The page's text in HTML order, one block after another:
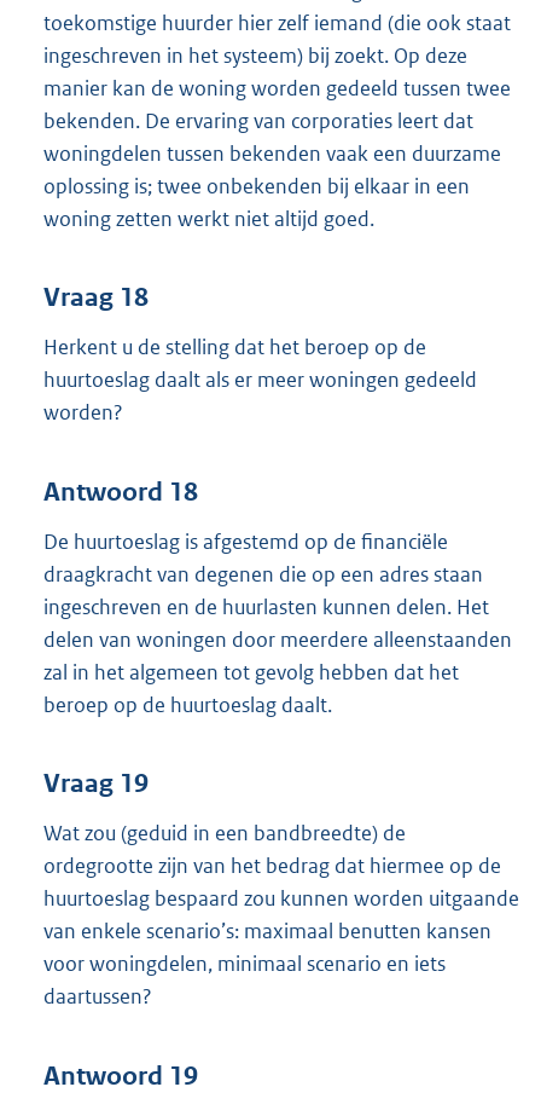
toekomstige huurder hier zelf iemand (die ook staat
ingeschreven in het systeem) bij zoekt. Op deze
manier kan de woning worden gedeeld tussen twee
bekenden. De ervaring van corporaties leert dat
woningdelen tussen bekenden vaak een duurzame
oplossing is; twee onbekenden bij elkaar in een
woning zetten werkt niet altijd goed.
Vraag 18
Herkent u de stelling dat het beroep op de
huurtoeslag daalt als er meer woningen gedeeld
worden?
Antwoord 18
De huurtoeslag is afgestemd op de financiële
draagkracht van degenen die op een adres staan
ingeschreven en de huurlasten kunnen delen. Het
delen van woningen door meerdere alleenstaanden
zal in het algemeen tot gevolg hebben dat het
beroep op de huurtoeslag daalt.
Vraag 19
Wat zou (geduid in een bandbreedte) de
ordegrootte zijn van het bedrag dat hiermee op de
huurtoeslag bespaard zou kunnen worden uitgaande
van enkele scenario’s: maximaal benutten kansen
voor woningdelen, minimaal scenario en iets
daartussen?
Antwoord 19